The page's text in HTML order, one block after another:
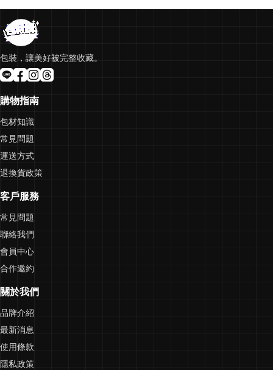
包裝，讓美好被完整收藏。
購物指南
包材知識
常見問題
運送方式
退換貨政策
客戶服務
常見問題
聯絡我們
會員中心
合作邀約
關於我們
品牌介紹
最新消息
使用條款
隱私政策